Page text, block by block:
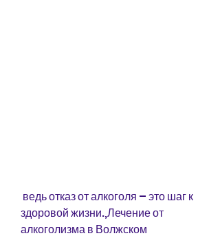
здоровой жизни.,Лечение от
алкоголизма в Волжском